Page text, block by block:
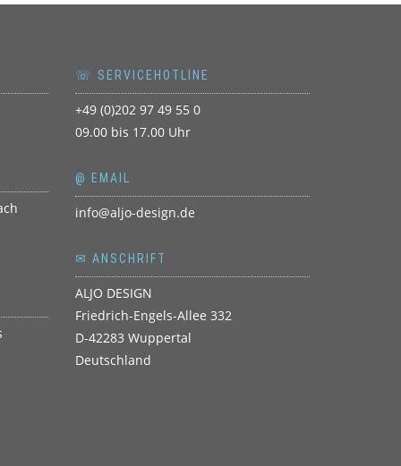
☏ SERVICEHOTLINE
+49 (0)202 97 49 55 0
09.00 bis 17.00 Uhr
@ EMAIL
info@aljo-design.de
✉ ANSCHRIFT
ALJO DESIGN
Friedrich-Engels-Allee 332
D-42283 Wuppertal
Deutschland